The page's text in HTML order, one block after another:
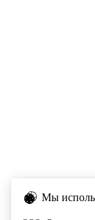
Мы